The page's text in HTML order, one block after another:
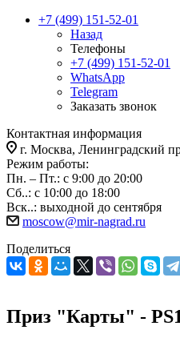
+7 (499) 151-52-01
Назад
Телефоны
+7 (499) 151-52-01
WhatsApp
Telegram
Заказать звонок
Контактная информация
г. Москва, Ленинградский
Режим работы:
Пн. – Пт.: с 9:00 до 20:00
Сб..: с 10:00 до 18:00
Вск..: выходной до сентября
moscow@mir-nagrad.ru
Поделиться
Приз "Карты" -